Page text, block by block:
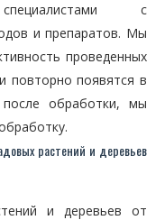
специалистами с
и препаратов. Мы
проведенных
повторно появятся в
после обработки, мы
растений и деревьев
и деревьев от